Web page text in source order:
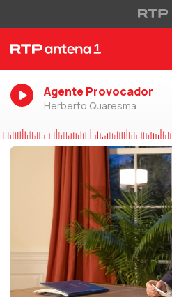
Agente Provocador
Herberto Quaresma